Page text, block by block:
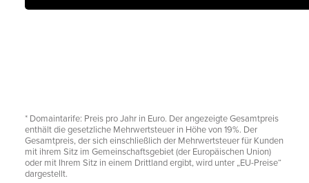
* Domaintarife: Preis pro Jahr in Euro. Der angezeigte Gesamtpreis
enthält die gesetzliche Mehrwertsteuer in Höhe von 19%. Der
Gesamtpreis, der sich einschließlich der Mehrwertsteuer für Kunden
mit ihrem Sitz im Gemeinschaftsgebiet (der Europäischen Union)
oder mit Ihrem Sitz in einem Drittland ergibt, wird unter „EU-Preise“
dargestellt.